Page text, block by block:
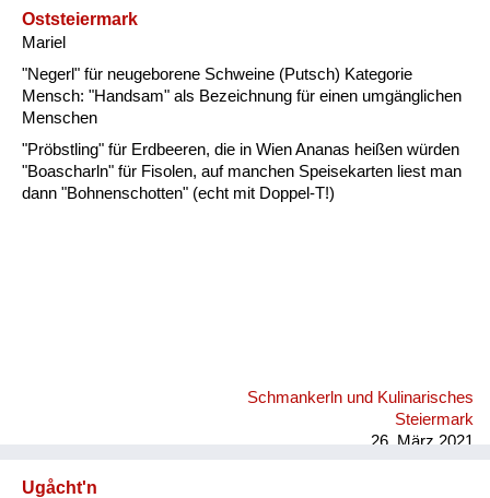
Oststeiermark
Mariel
"Negerl" für neugeborene Schweine (Putsch) Kategorie
Mensch: "Handsam" als Bezeichnung für einen umgänglichen
Menschen
"Pröbstling" für Erdbeeren, die in Wien Ananas heißen würden
"Boascharln" für Fisolen, auf manchen Speisekarten liest man
dann "Bohnenschotten" (echt mit Doppel-T!)
Schmankerln und Kulinarisches
Steiermark
26. März 2021
Ugåcht'n